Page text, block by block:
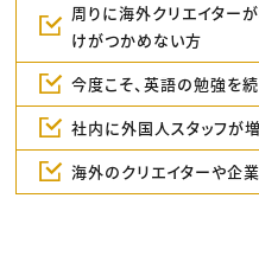
周りに海外クリエイター
けがつかめない方
今度こそ、英語の勉強を
社内に外国人スタッフが
海外のクリエイターや企